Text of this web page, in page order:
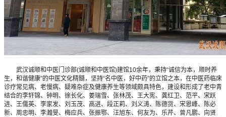
武汉诚顺和中医门诊部(诚顺和中医馆)建馆10余年，秉持“诚信为本，顺时养
生，和谐健康”的中医文化精髓，坚持“名中医，好中药”的立馆之本，在中医药临床
诊疗常见病、老慢病、疑难杂症及健康养生等领域颇具特色，建设和形成了老中青
结合的李轩锦、钟明、徐长化、姜瑞雪、张林茂、王大宪、龚红卫、范平、宋跃
进、王儒英、李家发、刘玉茂、高进、段正莉、刘义涛、陈德货、宋恩峰、陈必
新、周忠明、李瀚旻、梅应兵、张振鄂、汪旭东、何友为、乐芹、曾凡鹏、向贤